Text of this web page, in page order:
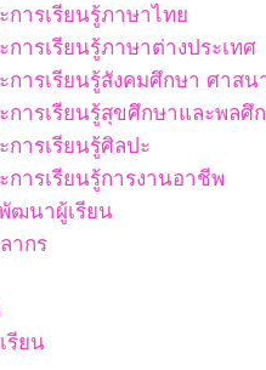
การเรียนรู้ภาษาไทย
การเรียนรู้ภาษาต่างประเทศ
การเรียนรู้สังคมศึกษา ศาส
การเรียนรู้สุขศึกษาและพลศึ
การเรียนรู้ศิลปะ
การเรียนรู้การงานอาชีพ
ฒนาผู้เรียน
ากร
รียน